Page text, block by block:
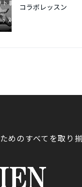
コラボレッスン
めのすべてを取り揃